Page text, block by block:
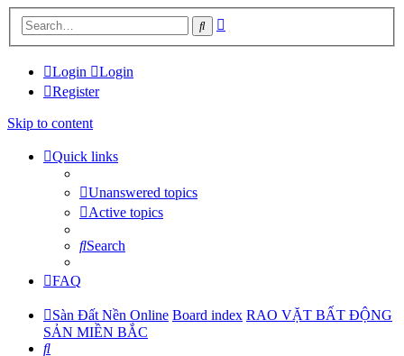
Search
Login
Login
Register
Skip to content
Quick links
Unanswered topics
Active topics
Search
FAQ
Sàn Đất Nền Online Board index RAO VẶT BẤT ĐỘNG
SẢN MIỀN BẮC
Search